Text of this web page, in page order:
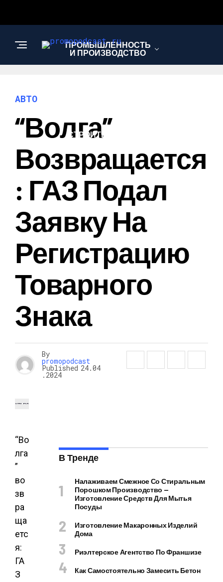
ПРОМЫШЛЕННОСТЬ
И ПРОИЗВОДСТВО
СТРОИТЕЛЬСТВО И
АВТО
“Волга”
Возвращается
: ГАЗ Подал
Заявку На
Регистрацию
Товарного
Знака
By
promopodcast
Published 24.04
.2024
“Во
лга
”
во
зв
ра
ща
етс
я:
ГА
З
В Тренде
Налаживаем Смежное Со Стиральным
Порошком Производство —
Изготовление Средств Для Мытья
Посуды
Изготовление Макаронных Изделий
Дома
Риэлтерское Агентство По Франшизе
Как Самостоятельно Замесить Бетон